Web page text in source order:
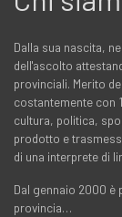
Dalla sua nascita,
dell'ascolto
provinciali. Merito
costantemente con
cultura, politica,
prodotto e
di una interprete di
Dal gennaio 2000 è
provincia…